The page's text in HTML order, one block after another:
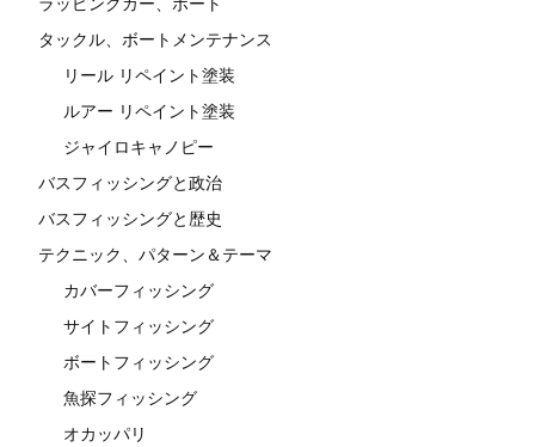
タックル、ボートメンテナンス
リール リペイント塗装
ルアー リペイント塗装
ジャイロキャノピー
バスフィッシングと政治
バスフィッシングと歴史
テクニック、パターン＆テーマ
カバーフィッシング
サイトフィッシング
ボートフィッシング
魚探フィッシング
オカッパリ